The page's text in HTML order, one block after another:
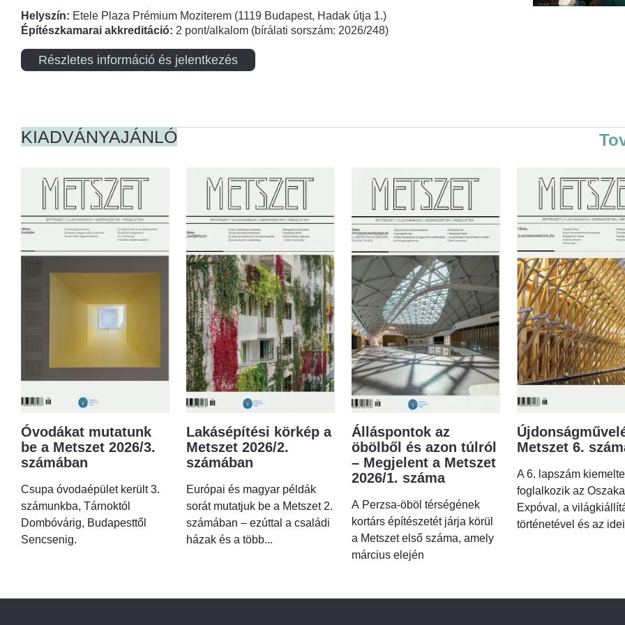
Helyszín: Etele Plaza Prémium Moziterem (1119 Budapest, Hadak útja 1.)
Építészkamarai akkreditáció: 2 pont/alkalom (bírálati sorszám: 2026/248)
Részletes információ és jelentkezés
KIADVÁNYAJÁNLÓ
Óvodákat mutatunk
be a Metszet 2026/3.
számában
Csupa óvodaépület került 3.
számunkba, Tárnoktól
Dombóvárig, Budapesttől
Sencsenig.
Lakásépítési körkép a
Metszet 2026/2.
számában
Európai és magyar példák
sorát mutatjuk be a Metszet 2.
számában – ezúttal a családi
házak és a több...
Álláspontok az
öbölből és azon túlról
– Megjelent a Metszet
2026/1. száma
A Perzsa-öböl térségének
kortárs építészetét járja körül
a Metszet első száma, amely
március elején
Metszet 6.
A 6. lapszám
foglalkozik az
Expóval, a
történetével és az